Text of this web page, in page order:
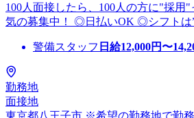
100人面接したら、100人の方に"採
気の募集中！ ◎日払いOK ◎シフトは
警備スタッフ 日給12,000円〜
勤務地
面接地
東京都八王子市 ※希望の勤務地で勤